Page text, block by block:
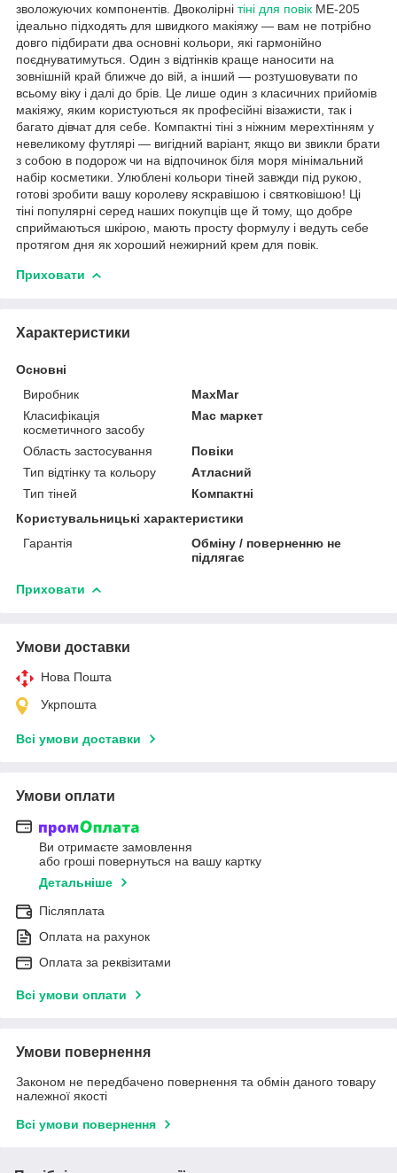
зволожуючих компонентів. Двоколірні тіні для повік ME-205
ідеально підходять для швидкого макіяжу — вам не потрібно
довго підбирати два основні кольори, які гармонійно
поєднуватимуться. Один з відтінків краще наносити на
зовнішній край ближче до вій, а інший — розтушовувати по
всьому віку і далі до брів. Це лише один з класичних прийомів
макіяжу, яким користуються як професійні візажисти, так і
багато дівчат для себе. Компактні тіні з ніжним мерехтінням у
невеликому футлярі — вигідний варіант, якщо ви звикли брати
з собою в подорож чи на відпочинок біля моря мінімальний
набір косметики. Улюблені кольори тіней завжди під рукою,
готові зробити вашу королеву яскравішою і святковішою! Ці
тіні популярні серед наших покупців ще й тому, що добре
сприймаються шкірою, мають просту формулу і ведуть себе
протягом дня як хороший нежирний крем для повік.
Приховати
Характеристики
Основні
Виробник
MaxMar
Класифікація
косметичного засобу
Мас маркет
Область застосування
Повіки
Тип відтінку та кольору
Атласний
Тип тіней
Компактні
Користувальницькі характеристики
Гарантія
Обміну / поверненню не
підлягає
Приховати
Умови доставки
Нова Пошта
Укрпошта
Всі умови доставки
Умови оплати
Ви отримаєте замовлення
або гроші повернуться на вашу картку
Детальніше
Післяплата
Оплата на рахунок
Оплата за реквізитами
Всі умови оплати
Умови повернення
Законом не передбачено повернення та обмін даного товару
належної якості
Всі умови повернення